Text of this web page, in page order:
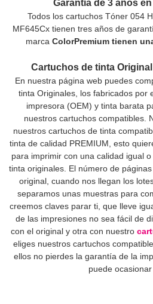
Garantía de 3 años
Todos los cartuchos Tóner 054
MF645Cx tienen tres años de
marca ColorPremium tienen
Cartuchos de tinta
En nuestra página web puedes
tinta Originales, los fabricados por
impresora (OEM) y tinta barata
nuestros cartuchos compatibles.
nuestros cartuchos de tinta
tinta de calidad PREMIUM, esto
para imprimir con una calidad igual
tinta originales. El número de
original, cuando nos llegan los
separamos unas muestras para
creemos claves parar ti, que lleve
de las impresiones no sea fácil de
con el original y otra con nuestro
eliges nuestros cartuchos
ellos no pierdes la garantía de la
puede